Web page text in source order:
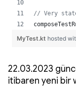
22.03.2023
itibaren yeni bir